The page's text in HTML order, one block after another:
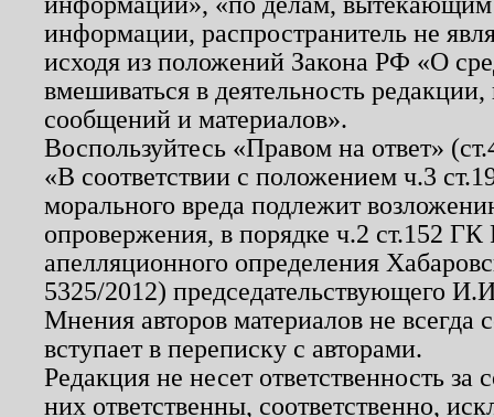
информации, распространитель не
исходя из положений Закона РФ «О
вмешиваться в деятельность
сообщений и материалов».
Воспользуйтесь «Правом на ответ»
«В соответствии с положением ч.3
морального вреда подлежит
опровержения, в порядке ч.2 ст.152
апелляционного определения
5325/2012) председательствующего
Мнения авторов материалов не
вступает в переписку с авторами.
Редакция не несет ответственность
них ответственны, соответственно,